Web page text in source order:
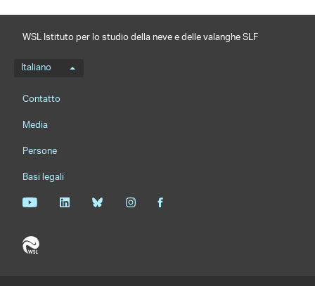
WSL Istituto per lo studio della neve e delle valanghe SLF
Menu della lingua
Italiano
Footernavigation
Contatto
Media
Persone
Basi legali